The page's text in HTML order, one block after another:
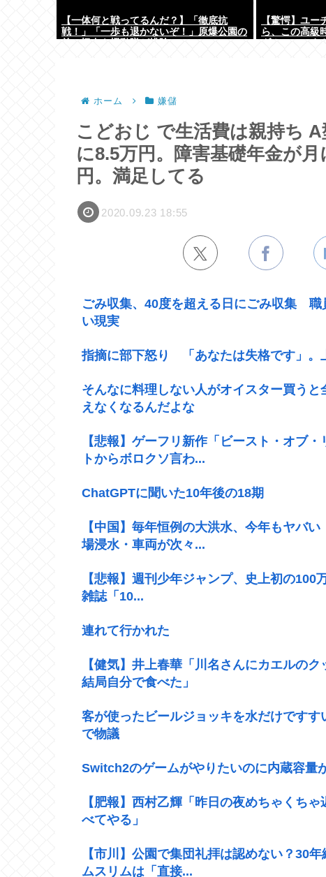
【一体何と戦ってるんだ？】「徹底抗
戦！」「一歩も退かないぞ！」原爆公園の
【驚愕】ユ
ら、この高級
ホーム 嫌儲
こどおじ で生活費は親持ち
に8.5万円。障害基礎年金が
円。満足してる
2020.09.23 18:55
ごみ収集、40度を超える日にごみ収集 職
い現実
指摘に部下怒り 「あなたは失格です」。
そんなに料理しない人がオイスター買う
えなくなるんだよな
【悲報】ゲーフリ新作「ビースト・オブ
トからボロクソ言わ...
ChatGPTに聞いた10年後の18期
【中国】毎年恒例の大洪水、今年もヤバ
場浸水・車両が次々...
【悲報】週刊少年ジャンプ、史上初の
雑誌「10...
連れて行かれた
【健気】井上春華「川名さんにカエルの
結局自分で食べた」
客が使ったビールジョッキを水だけです
で物議
Switch2のゲームがやりたいのに内蔵容量
【肥報】西村乙輝「昨日の夜めちゃくち
べてやる」
【市川】公園で集団礼拝は認めない？30
ムスリムは「直接...